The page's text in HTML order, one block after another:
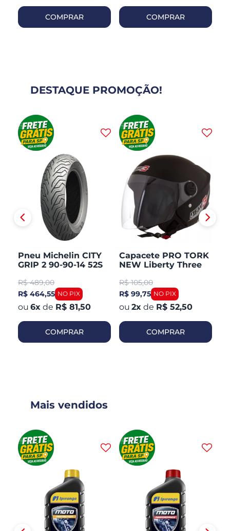
COMPRAR COMPRAR
DESTAQUE PROMOÇÃO!
Pneu Michelin CITY
GRIP 2 90-90-14 52S
Dianteiro
R$ 489,00
R$ 464,55
6x de R$ 81,50
COMPRAR
Capacete PRO TORK
NEW Liberty Three
R$ 105,00
R$ 99,75
2x de R$ 52,50
COMPRAR
Mais vendidos